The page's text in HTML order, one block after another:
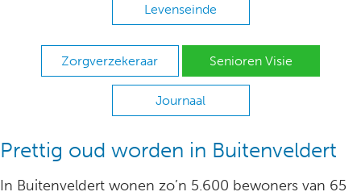
Levenseinde
Zorgverzekeraar Senioren Visie
Journaal
Prettig oud worden in Buitenveldert
In Buitenveldert wonen zo’n 5.600 bewoners van 65